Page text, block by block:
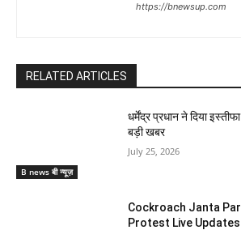
https://bnewsup.com
RELATED ARTICLES
B news बी न्यूज़
धर्मेंद्र प्रधान ने दिया
बड़ी खबर
July 25, 2026
Cockroach Janta
Protest Live Updates: